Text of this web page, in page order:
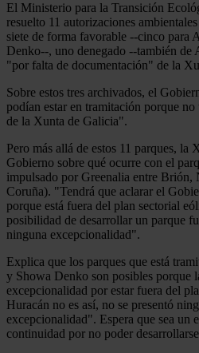
El Ministerio para la Transición
resuelto 11 autorizaciones
siete de forma favorable --cinco para
Denko--, uno denegado --también de
"por falta de documentación" de la
Sobre estos tres archivados, el
podían estar en tramitación porque
de la Xunta de Galicia".
Pero más allá de estos 11 parques, la
Gobierno sobre qué ocurre con el
impulsado por Greenalia entre
Coruña). "Tendrá que aclarar el
porque está fuera del plan sectorial
posibilidad de desarrollar un parque
ninguna excepcionalidad".
Explica que los parques que está
y Showa Denko son posibles porque
excepcionalidad por estar fuera del
Huracán no es así, no se presentó
excepcionalidad". Espera que sea un
continuidad por no poder